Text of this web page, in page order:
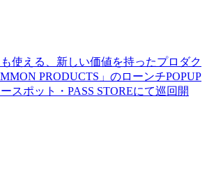
使える、新しい価値を持ったプロダク
PRODUCTS」のローンチPOPUP
スポット・PASS STOREにて巡回開